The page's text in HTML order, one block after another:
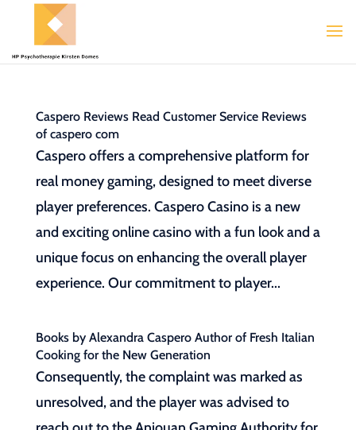
Caspero Reviews Read Customer Service Reviews
of caspero com
Caspero offers a comprehensive platform for
real money gaming, designed to meet diverse
player preferences. Caspero Casino is a new
and exciting online casino with a fun look and a
unique focus on enhancing the overall player
experience. Our commitment to player...
Books by Alexandra Caspero Author of Fresh Italian
Cooking for the New Generation
Consequently, the complaint was marked as
unresolved, and the player was advised to